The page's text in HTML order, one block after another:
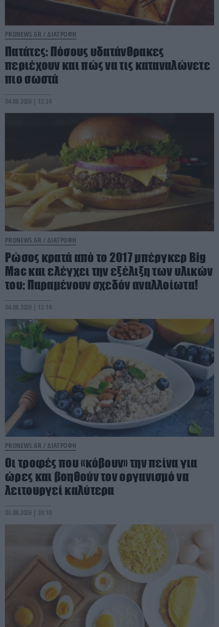
PRONEWS.GR / ΔΙΑΤΡΟΦΗ
Πατάτες: Πόσους υδατάνθρακες
περιέχουν και πώς να τις καταναλώνετε
πιο σωστά
04.08.2026 | 12:24
PRONEWS.GR / ΔΙΑΤΡΟΦΗ
Ρώσος κρατά από το 2017 μπέργκερ Big
Mac και ελέγχει την εξέλιξη των υλικών
του: Παραμένουν σχεδόν αναλλοίωτα!
04.08.2026 | 12:14
PRONEWS.GR / ΔΙΑΤΡΟΦΗ
Οι τροφές που «κόβουν» την πείνα για
ώρες και βοηθούν τον οργανισμό να
λειτουργεί καλύτερα
03.08.2026 | 20:10